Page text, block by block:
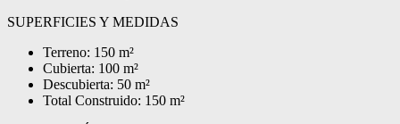
SUPERFICIES Y MEDIDAS
Terreno: 150 m²
Cubierta: 100 m²
Descubierta: 50 m²
Total Construido: 150 m²